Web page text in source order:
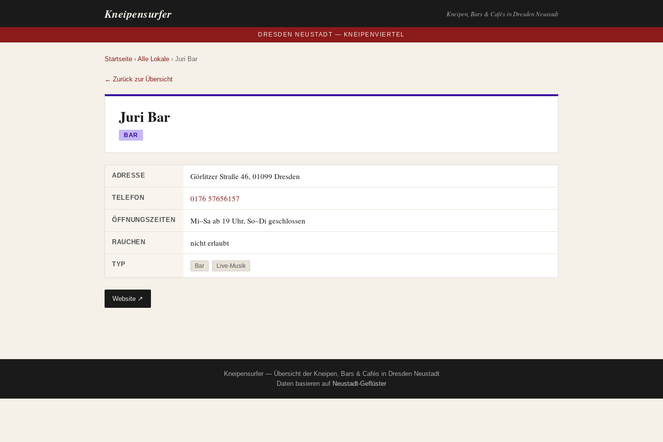
Kneipensurfer Kneipen, Bars & Cafés in Dresden Neustadt
DRESDEN NEUSTADT — KNEIPENVIERTEL
Startseite › Alle Lokale › Juri Bar
← Zurück zur Übersicht
Juri Bar
BAR
ADRESSE Görlitzer Straße 46, 01099 Dresden
TELEFON 0176 57656157
ÖFFNUNGSZEITEN Mi–Sa ab 19 Uhr, So–Di geschlossen
RAUCHEN nicht erlaubt
TYP Bar Live-Musik
Website ↗
Kneipensurfer — Übersicht der Kneipen, Bars & Cafés in Dresden Neustadt
Daten basieren auf Neustadt-Geflüster